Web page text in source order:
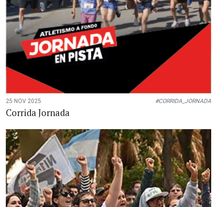
25 NOV 2025 #CORRIDA_JORNADA
Corrida Jornada